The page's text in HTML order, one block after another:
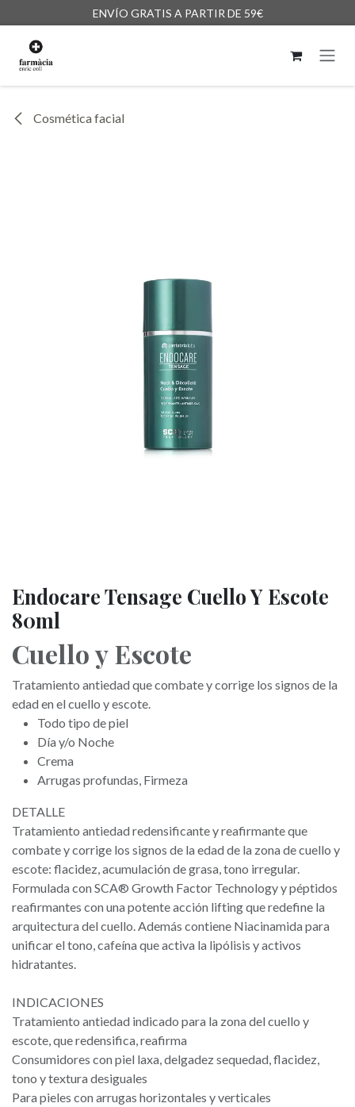
ENVÍO GRATIS A PARTIR DE 59€
Cosmética facial
Endocare Tensage Cuello Y Escote
80ml
Cuello y Escote
Tratamiento antiedad que combate y corrige los signos de la
edad en el cuello y escote.
Todo tipo de piel
Día y/o Noche
Crema
Arrugas profundas, Firmeza
DETALLE
Tratamiento antiedad redensificante y reafirmante que
combate y corrige los signos de la edad de la zona de cuello y
escote: flacidez, acumulación de grasa, tono irregular.
Formulada con SCA® Growth Factor Technology y péptidos
reafirmantes con una potente acción lifting que redefine la
arquitectura del cuello. Además contiene Niacinamida para
unificar el tono, cafeína que activa la lipólisis y activos
hidratantes.
INDICACIONES
Tratamiento antiedad indicado para la zona del cuello y
escote, que redensifica, reafirma
Consumidores con piel laxa, delgadez sequedad, flacidez,
tono y textura desiguales
Para pieles con arrugas horizontales y verticales